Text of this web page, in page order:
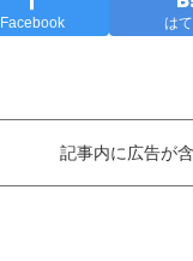
Facebook は
記事内に広告が